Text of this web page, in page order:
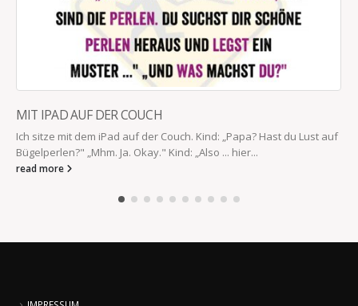
MIT IPAD AUF DER COUCH
Ich sitze mit dem iPad auf der Couch. Kind: „Papa? Hast du Lust auf
Bügelperlen?" „Mhm. Ja. Okay." Kind: „Also ... hier...
read more